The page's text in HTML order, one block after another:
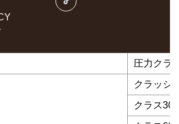
圧力クラ
クラッシ
クラス300